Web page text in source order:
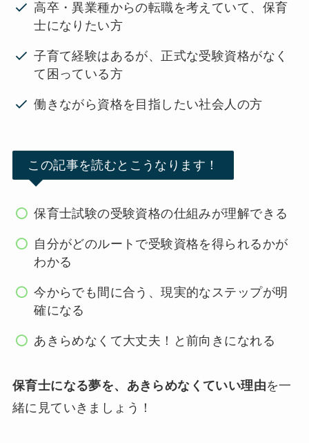
高卒・異業種からの転職を考えていて、保育
士になりたい方
子育て経験はあるが、正式な受験資格がなく
て困っている方
働きながら資格を目指したい社会人の方
この記事を読むとこうなります！
保育士試験の受験資格の仕組みが理解できる
自分がどのルートで受験資格を得られるかが
わかる
今からでも間に合う、現実的なステップが明
確になる
あきらめなくて大丈夫！と前向きになれる
保育士になる夢を、あきらめなくていい理由を一
緒に見ていきましょう！